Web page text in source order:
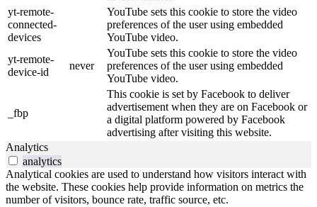
yt-remote-
connected-
devices
YouTube sets this cookie to store the video
preferences of the user using embedded
YouTube video.
yt-remote-
device-id
never
YouTube sets this cookie to store the video
preferences of the user using embedded
YouTube video.
_fbp
This cookie is set by Facebook to deliver
advertisement when they are on Facebook or
a digital platform powered by Facebook
advertising after visiting this website.
Analytics
analytics
Analytical cookies are used to understand how visitors interact with
the website. These cookies help provide information on metrics the
number of visitors, bounce rate, traffic source, etc.